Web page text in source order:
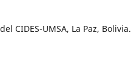
CIDES-UMSA, La Paz, Bolivia.